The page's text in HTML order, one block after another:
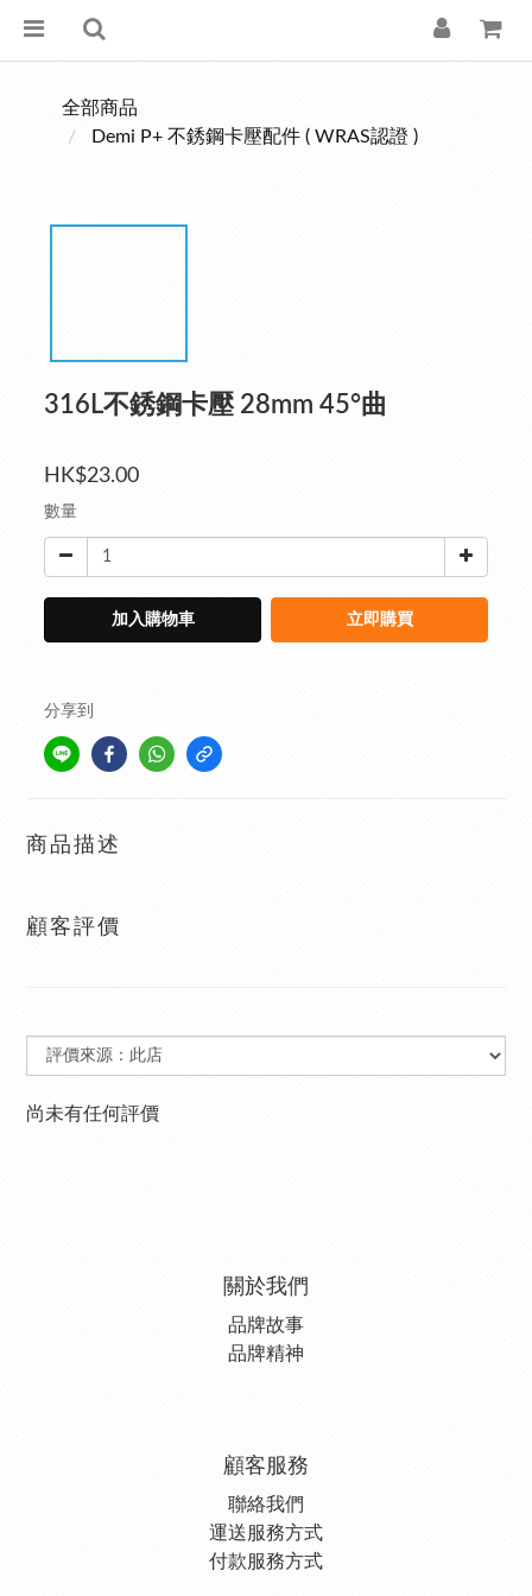
全部商品
Demi P+ 不銹鋼卡壓配件 ( WRAS認證 )
316L不銹鋼卡壓 28mm 45°曲
HK$23.00
數量
加入購物車 立即購買
分享到
商品描述
顧客評價
尚未有任何評價
關於我們
品牌故事
品牌精神
顧客服務
聯絡我們
運送服務方式
付款服務方式